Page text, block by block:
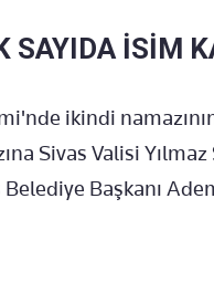
SAYIDA İSİM
ikindi
Sivas Valisi
Başkanı